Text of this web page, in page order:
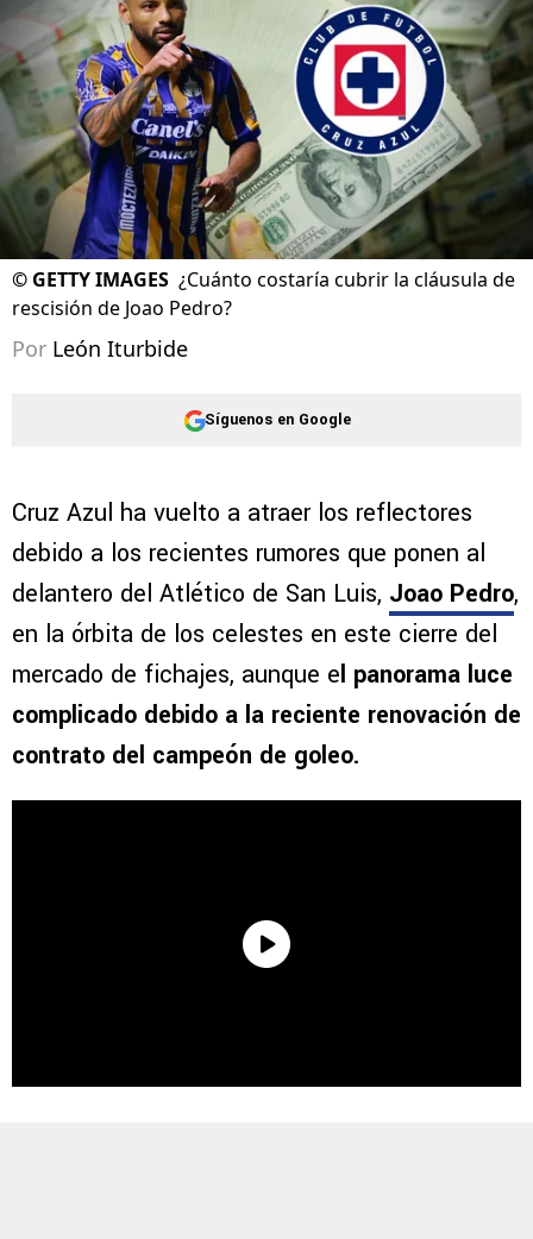
© GETTY IMAGES ¿Cuánto costaría cubrir la cláusula de
rescisión de Joao Pedro?
Por León Iturbide
Síguenos en Google
Cruz Azul ha vuelto a atraer los reflectores
debido a los recientes rumores que ponen al
delantero del Atlético de San Luis, Joao Pedro,
en la órbita de los celestes en este cierre del
mercado de fichajes, aunque el panorama luce
complicado debido a la reciente renovación de
contrato del campeón de goleo.